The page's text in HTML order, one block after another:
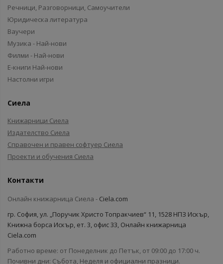
Речници, Разговорници, Самоучители
Юридическа литература
Ваучери
Музика - Най-нови
Филми - Най-нови
Е-книги Най-нови
Настолни игри
Сиела
Книжарници Сиела
Издателство Сиела
Справочен и правен софтуер Сиела
Проекти и обучения Сиела
Контакти
Онлайн книжарница Сиела - Ciela.com
гр. София, ул. „Поручик Христо Топракчиев“ 11, 1528 НПЗ Искър,
Книжна борса Искър, ет. 3, офис 33, Онлайн книжарница
Ciela.com
Работно време: от Понеделник до Петък, от 09:00 до 17:00 ч.
Почивни дни: Събота, Неделя и официални празници.